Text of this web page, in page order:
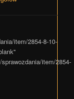
item/2854-8-10-
item/2854-